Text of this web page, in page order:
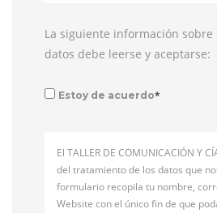
La siguiente información sobre
datos debe leerse y aceptarse:
Estoy de acuerdo*
El TALLER DE COMUNICACIÓN Y
del tratamiento de los datos que
formulario recopila tu nombre,
Website con el único fin de que